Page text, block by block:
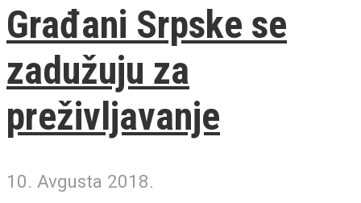
Građani Srpske se
zadužuju za
preživljavanje
10. Avgusta 2018.